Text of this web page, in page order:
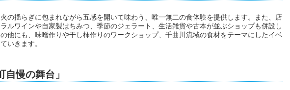
の揺らぎに包まれながら五感を開いて味わう、唯一無二の食体験を提供します。また、店
ルワインや自家製はちみつ、季節のジェラート、生活雑貨や古本が並ぶショップも併設し
他にも、味噌作りや干し柿作りのワークショップ、千曲川流域の食材をテーマにしたイベ
いきます。
自慢の舞台」